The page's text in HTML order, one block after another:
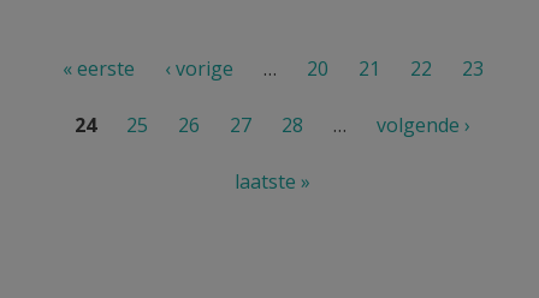
« eerste ‹ vorige … 20 21 22 23
24 25 26 27 28 … volgende ›
laatste »